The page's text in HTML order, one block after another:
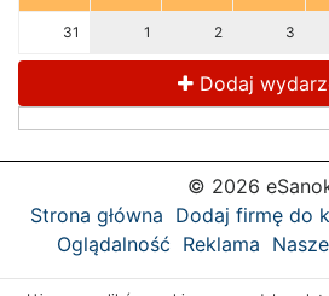
31 1 2 3
Dodaj
© 2026
Strona główna Dodaj firmę do
Oglądalność Reklama